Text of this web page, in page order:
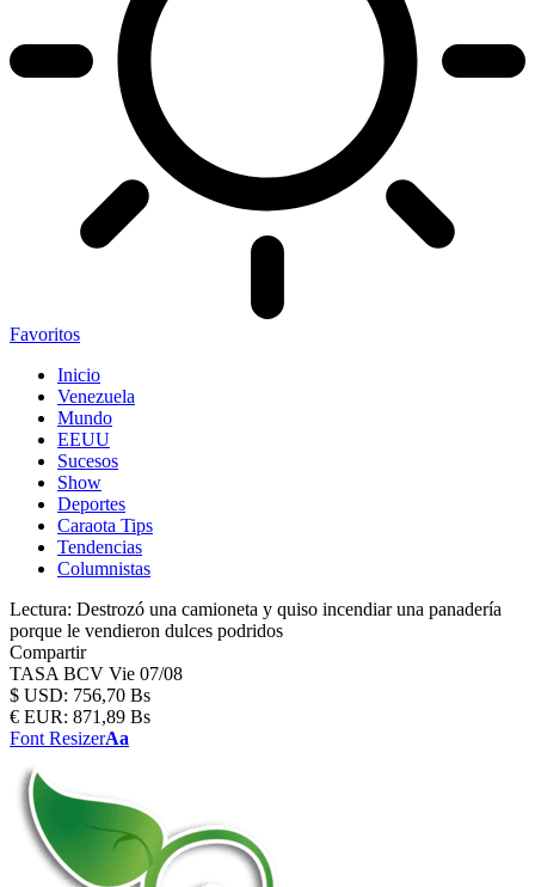
Favoritos
Inicio
Venezuela
Mundo
EEUU
Sucesos
Show
Deportes
Caraota Tips
Tendencias
Columnistas
Lectura: Destrozó una camioneta y quiso incendiar una panadería
porque le vendieron dulces podridos
Compartir
TASA BCV Vie 07/08
$ USD: 756,70 Bs
€ EUR: 871,89 Bs
Font ResizerAa